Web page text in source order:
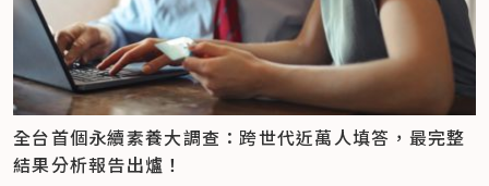
黃正忠稱之為「新冠疫災」，是上天給人類的終極警告。
「如果我們一直以來所運行的政策、商業模式、消費模式、投資
跟融資、社會運作等等都是可行的、正確的，今天我們不會面臨
2020 年以後，全世界必須停下來。」
當全球暖化越來越有感、公衛危機蔓延各地，終於有越來越多人
重視可持續的發展，將永續視為個人行動、企業策略、政策制定
的優先考量。
「人類如今體認到，沒有健康的生態系、沒有安全穩定的社會，
全台首個永續素養大調查：跨世代近萬人填答，最完整
結果分析報告出爐！